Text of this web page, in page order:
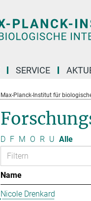
SERVICE
Max-Planck-Institut für
D F M O R U Alle
Name
Nicole Drenkard